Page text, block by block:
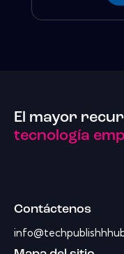
El mayor
tecnología
Contáctenos